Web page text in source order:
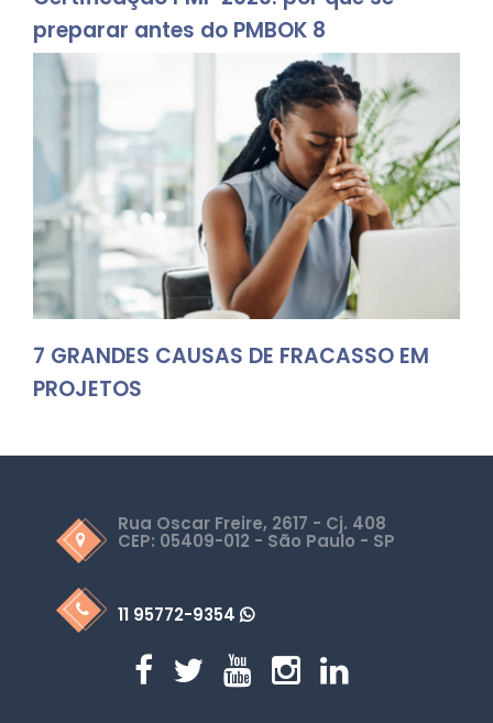
preparar antes do PMBOK 8
7 GRANDES CAUSAS DE FRACASSO EM
PROJETOS
Rua Oscar Freire, 2617 - Cj. 408
CEP: 05409-012 - São Paulo - SP
11 95772-9354